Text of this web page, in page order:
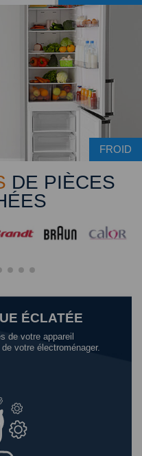
FROID
DE PIÈCES
ÉCLATÉE
de votre appareil
de votre électroménager.